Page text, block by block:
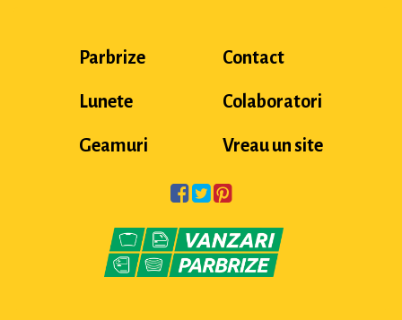
Parbrize
Lunete
Geamuri
Contact
Colaboratori
Vreau un site